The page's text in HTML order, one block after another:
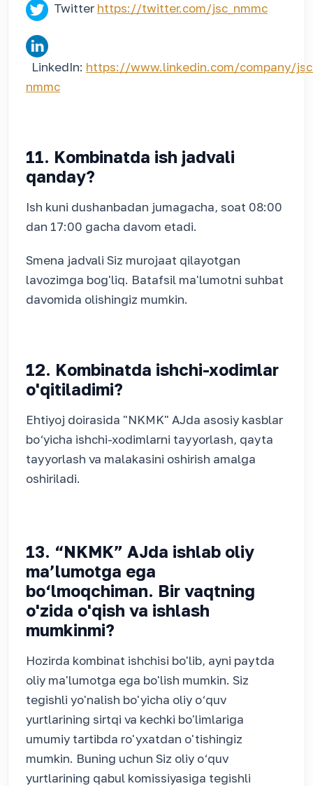
Twitter https://twitter.com/jsc_nmmc
LinkedIn: https://www.linkedin.com/company/
nmmc
11. Kombinatda ish jadvali
qanday?
Ish kuni dushanbadan jumagacha, soat 08:00
dan 17:00 gacha davom etadi.
Smena jadvali Siz murojaat qilayotgan
lavozimga bog'liq. Batafsil ma'lumotni suhbat
davomida olishingiz mumkin.
12. Kombinatda ishchi-xodimlar
o'qitiladimi?
Ehtiyoj doirasida "NKMK" AJda asosiy kasblar
bo‘yicha ishchi-xodimlarni tayyorlash, qayta
tayyorlash va malakasini oshirish amalga
oshiriladi.
13. “NKMK” AJda ishlab oliy
ma’lumotga ega
bo‘lmoqchiman. Bir vaqtning
o'zida o'qish va ishlash
mumkinmi?
Hozirda kombinat ishchisi bo'lib, ayni paytda
oliy ma'lumotga ega bo'lish mumkin. Siz
tegishli yo'nalish bo'yicha oliy o‘quv
yurtlarining sirtqi va kechki bo'limlariga
umumiy tartibda ro'yxatdan o'tishingiz
mumkin. Buning uchun Siz oliy o‘quv
yurtlarining qabul komissiyasiga tegishli